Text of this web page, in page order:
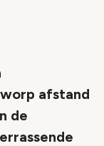
afstand
de